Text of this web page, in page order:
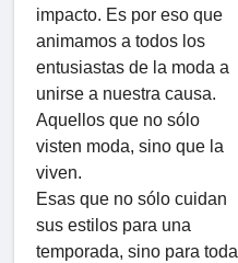
impacto. Es por eso que
animamos a todos los
entusiastas de la moda a
unirse a nuestra causa.
Aquellos que no sólo
visten moda, sino que la
viven.
Esas que no sólo cuidan
sus estilos para una
temporada, sino para toda